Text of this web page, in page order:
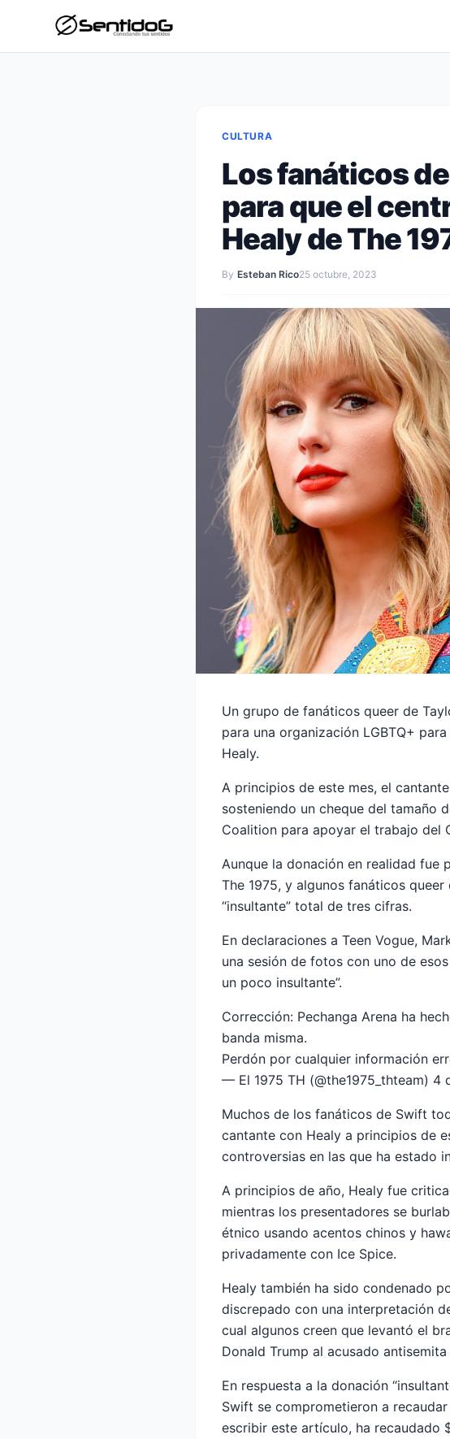
CULTURA
Los fanáticos
para que el
Healy de The
By Esteban Rico25 octubre, 2023
Un grupo de fanáticos queer de
para una organización LGBTQ+
Healy.
A principios de este mes, el
sosteniendo un cheque del tamaño
Coalition para apoyar el trabajo del
Aunque la donación en realidad fue
The 1975, y algunos fanáticos
“insultante” total de tres cifras.
En declaraciones a Teen Vogue,
una sesión de fotos con uno de
un poco insultante”.
Corrección: Pechanga Arena ha
banda misma.
Perdón por cualquier información
— El 1975 TH (@the1975_thteam) 4
Muchos de los fanáticos de Swift
cantante con Healy a principios de
controversias en las que ha estado
A principios de año, Healy fue
mientras los presentadores se
étnico usando acentos chinos y
privadamente con Ice Spice.
Healy también ha sido condenado
discrepado con una interpretación
cual algunos creen que levantó el
Donald Trump al acusado antisemita
En respuesta a la donación
Swift se comprometieron a
escribir este artículo, ha recaudado